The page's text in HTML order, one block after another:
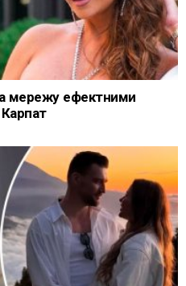
мережу ефектними